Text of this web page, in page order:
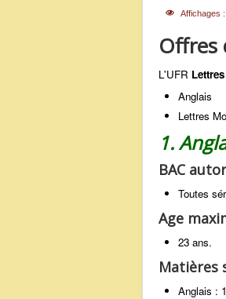
Affichages
Offres
L'UFR
Anglais
Lettres
1.
BAC
Toutes
Age
23 ans.
Matières
Anglais :